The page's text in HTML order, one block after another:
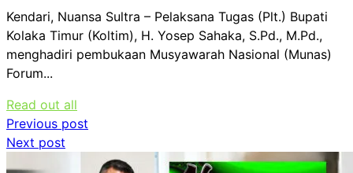
Kendari, Nuansa Sultra – Pelaksana Tugas (Plt.) Bupati
Kolaka Timur (Koltim), H. Yosep Sahaka, S.Pd., M.Pd.,
menghadiri pembukaan Musyawarah Nasional (Munas)
Forum...
Read out all
Navigasi
pos
Previous post
Next post